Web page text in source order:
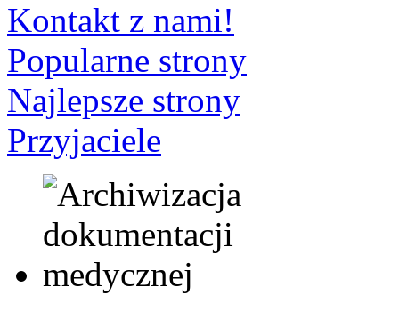
Kontakt z nami!
Popularne strony
Najlepsze strony
Przyjaciele